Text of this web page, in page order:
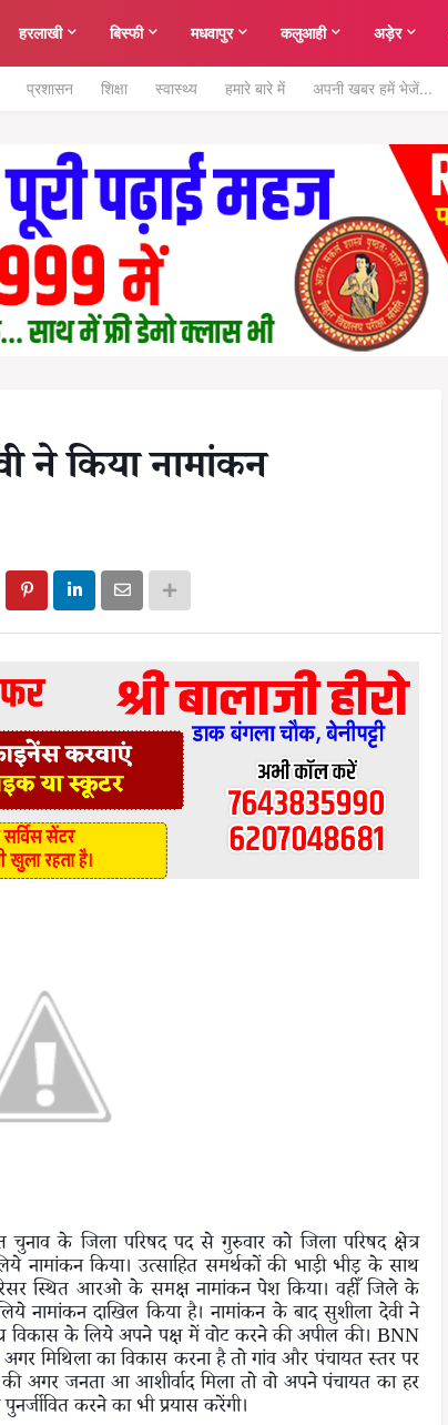
हरलाखी बिस्फी मधवापुर कलुआही अड़ेर
प्रशासन शिक्षा स्वास्थ्य हमारे बारे में अपनी खबर हमें भेजें...
ने किया नामांकन
चुनाव के जिला परिषद पद से गुरुवार को जिला परिषद क्षेत्र
किया। उत्साहित समर्थकों की भाड़ी भीड़ के साथ
स्थित आरओ के समक्ष नामांकन पेश किया। वहीँ जिले के
नामांकन दाखिल किया है। नामांकन के बाद सुशीला देवी ने
विकास के लिये अपने पक्ष में वोट करने की अपील की। BNN
अगर मिथिला का विकास करना है तो गांव और पंचायत स्तर पर
अगर जनता आ आशीर्वाद मिला तो वो अपने पंचायत का हर
करने का भी प्रयास करेंगी।